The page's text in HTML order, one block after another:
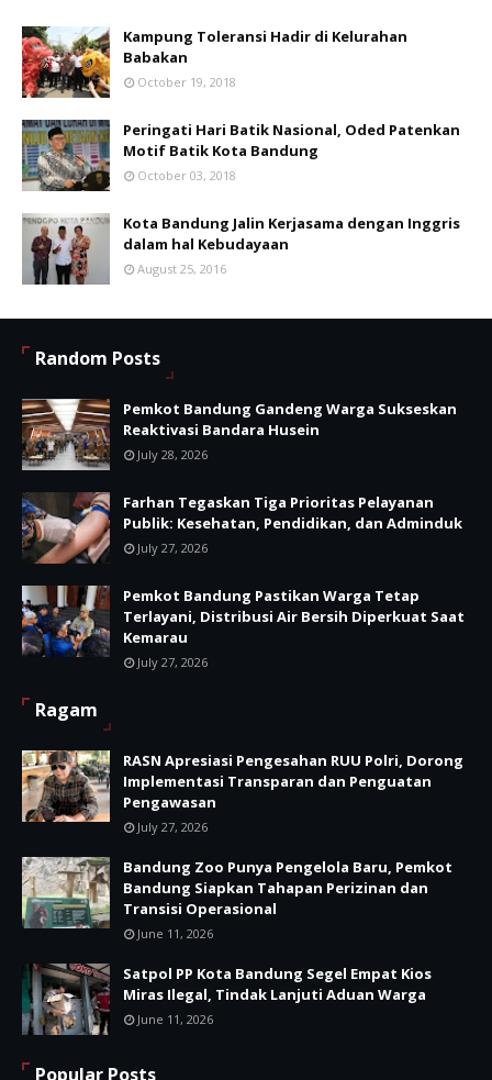
Kampung Toleransi Hadir di Kelurahan
Babakan
October 19, 2018
Peringati Hari Batik Nasional, Oded Patenkan
Motif Batik Kota Bandung
October 03, 2018
Kota Bandung Jalin Kerjasama dengan Inggris
dalam hal Kebudayaan
August 25, 2016
Random Posts
Pemkot Bandung Gandeng Warga Sukseskan
Reaktivasi Bandara Husein
July 28, 2026
Farhan Tegaskan Tiga Prioritas Pelayanan
Publik: Kesehatan, Pendidikan, dan Adminduk
July 27, 2026
Pemkot Bandung Pastikan Warga Tetap
Terlayani, Distribusi Air Bersih Diperkuat Saat
Kemarau
July 27, 2026
Ragam
RASN Apresiasi Pengesahan RUU Polri, Dorong
Implementasi Transparan dan Penguatan
Pengawasan
July 27, 2026
Bandung Zoo Punya Pengelola Baru, Pemkot
Bandung Siapkan Tahapan Perizinan dan
Transisi Operasional
June 11, 2026
Satpol PP Kota Bandung Segel Empat Kios
Miras Ilegal, Tindak Lanjuti Aduan Warga
June 11, 2026
Popular Posts